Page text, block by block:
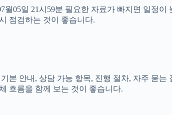
05일 21시59분 필요한 자료가 빠지면 일정이
점검하는 것이 좋습니다.
본 안내, 상담 가능 항목, 진행 절차, 자주 묻는
흐름을 함께 보는 것이 좋습니다.